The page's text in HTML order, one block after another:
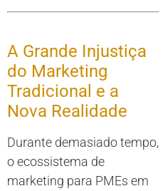
A Grande Injustiça
do Marketing
Tradicional e a
Nova Realidade
Durante demasiado tempo,
o ecossistema de
marketing para PMEs em